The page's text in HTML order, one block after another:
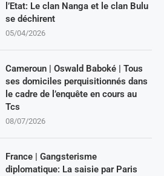
l’Etat: Le clan Nanga et le clan Bulu
se déchirent
05/04/2026
Cameroun | Oswald Baboké | Tous
ses domiciles perquisitionnés dans
le cadre de l’enquête en cours au
Tcs
08/07/2026
France | Gangsterisme
diplomatique: La saisie par Paris